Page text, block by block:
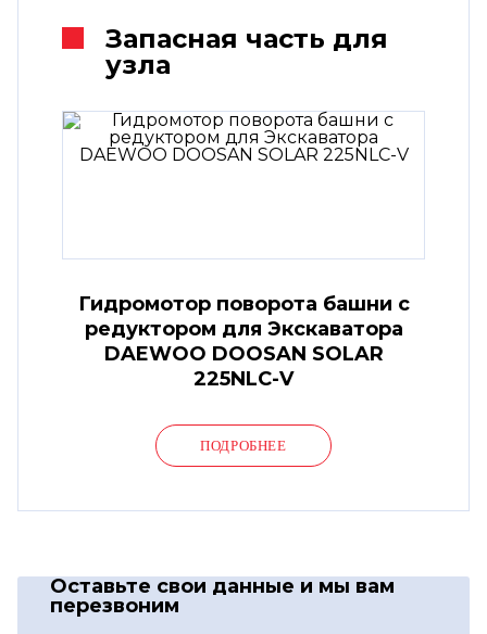
Запасная часть для
узла
Гидромотор поворота башни с
редуктором для Экскаватора
DAEWOO DOOSAN SOLAR
225NLC-V
ПОДРОБНЕЕ
Оставьте свои данные и мы вам
перезвоним